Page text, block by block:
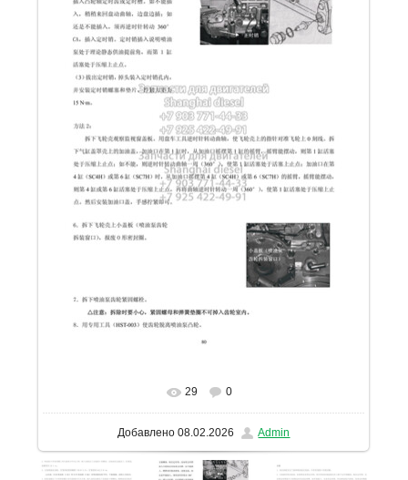
В реальном размере 1131x1600
29 0
Добавлено 08.02.2026 Admin